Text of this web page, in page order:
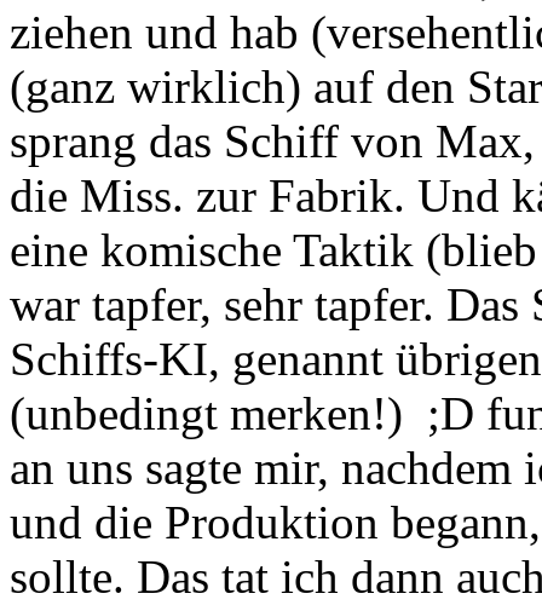
ziehen und hab
(ganz wirklich) auf den
sprang das Schiff von
die Miss. zur Fabrik. Und
eine komische Taktik
war tapfer, sehr tapfer.
Schiffs-KI, genannt
(unbedingt merken!) ;D
an uns sagte mir, nachdem
und die Produktion
sollte. Das tat ich dann